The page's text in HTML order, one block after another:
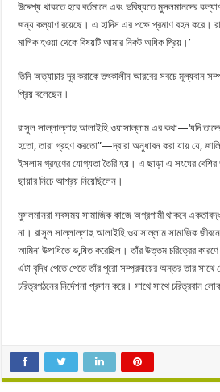
উদ্দেশ্য থাকতে হবে বর্তমানে এবং ভবিষ্যতে মুসলমানদের
জন্য কল্যাণ রয়েছে। এ হাদিস এর পক্ষে প্রমাণ বহন করে।
মালিক হওয়া থেকে বিষয়টি আমার নিকট অধিক প্রিয়।’
তিনি অত্যাচার দূর করাকে তৎকালীন আরবের সবচে মূল্যবান
প্রিয় বলেছেন।
রাসুল সাল্লাল্লাহু আলাইহি ওয়াসাল্লাম এর কথা—‘যদি
হতো, তারা গ্রহণ করতো”—দ্বারা অনুধাবন করা যায় যে,
ইসলাম গ্রহণের যোগ্যতা তৈরি হয়। এ ছাড়া এ সংঘের বেশির
ছায়ার নিচে আশ্রয় নিয়েছিলেন।
মুসলমানরা সবসময় সামাজিক কাজে অগ্রগামী থাকবে
না। রাসুল সাল্লাল্লাহু আলাইহি ওয়াসাল্লাম সামাজিক
আমিন’ উপাধিতে ভ‚ষিত করেছিল। তাঁর উত্তম চরিত্রের
এটা বৃদ্ধি পেতে পেতে তাঁর পুরো সম্প্রদায়ের অন্তর তার
চরিত্রগঠনের নির্দেশনা প্রদান করে। সাথে সাথে চরিত্রবান